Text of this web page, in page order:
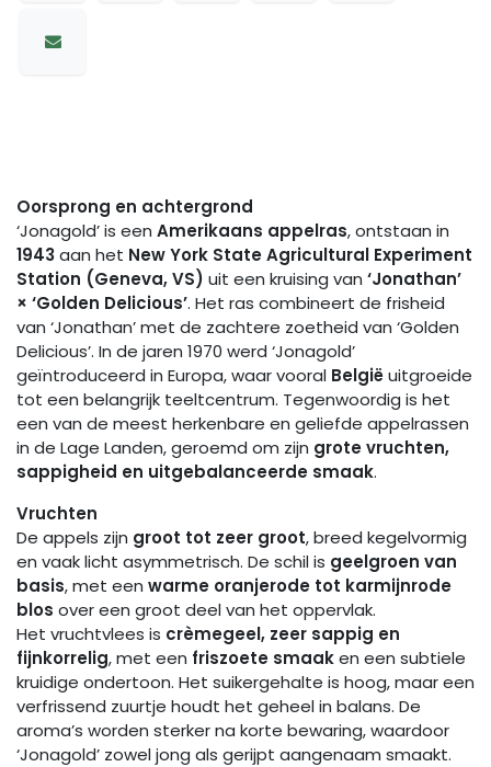
Oorsprong en achtergrond
‘Jonagold’ is een Amerikaans appelras, ontstaan in
1943 aan het New York State Agricultural Experiment
Station (Geneva, VS) uit een kruising van ‘Jonathan’
× ‘Golden Delicious’. Het ras combineert de frisheid
van ‘Jonathan’ met de zachtere zoetheid van ‘Golden
Delicious’. In de jaren 1970 werd ‘Jonagold’
geïntroduceerd in Europa, waar vooral Belgiëuitgroeide
tot een belangrijk teeltcentrum. Tegenwoordig is het
een van de meest herkenbare en geliefde appelrassen
in de Lage Landen, geroemd om zijn grote vruchten,
sappigheid en uitgebalanceerde smaak.
Vruchten
De appels zijn groot tot zeer groot, breed kegelvormig
en vaak licht asymmetrisch. De schil is geelgroen van
basis, met een warme oranjerode tot karmijnrode
blos over een groot deel van het oppervlak.
Het vruchtvlees is crèmegeel, zeer sappig en
fijnkorrelig, met een friszoete smaaken een subtiele
kruidige ondertoon. Het suikergehalte is hoog, maar een
verfrissend zuurtje houdt het geheel in balans. De
aroma’s worden sterker na korte bewaring, waardoor
‘Jonagold’ zowel jong als gerijpt aangenaam smaakt.